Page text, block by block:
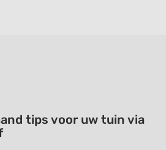
tips voor uw tuin via